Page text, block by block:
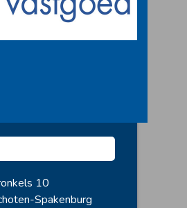
10
Spakenburg